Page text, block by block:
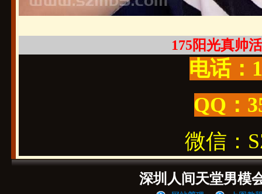
175阳光真帅
电话：
QQ：
微信：
深圳人间天堂男模